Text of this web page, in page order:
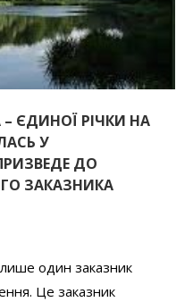
ЄДИНОЇ РІЧКИ НА
У
ДО
ЗАКАЗНИКА
лише один заказник
Це заказник